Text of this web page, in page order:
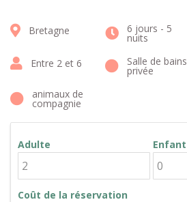
Bretagne 6 jours - 5
nuits
Entre 2 et 6 Salle de bains
privée
animaux de
compagnie
Adulte Enfant
Coût de la réservation